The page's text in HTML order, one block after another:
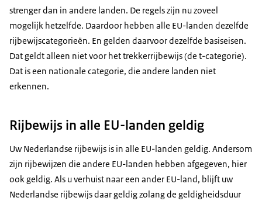
strenger dan in andere landen. De regels zijn nu zoveel
mogelijk hetzelfde. Daardoor hebben alle EU-landen dezelfde
rijbewijscategorieën. En gelden daarvoor dezelfde basiseisen.
Dat geldt alleen niet voor het trekkerrijbewijs (de t-categorie).
Dat is een nationale categorie, die andere landen niet
erkennen.
Rijbewijs in alle EU-landen geldig
Uw Nederlandse rijbewijs is in alle EU-landen geldig. Andersom
zijn rijbewijzen die andere EU-landen hebben afgegeven, hier
ook geldig. Als u verhuist naar een ander EU-land, blijft uw
Nederlandse rijbewijs daar geldig zolang de geldigheidsduur